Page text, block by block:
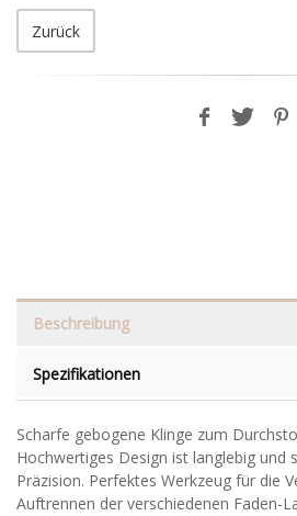
Zurück
Beschreibung
Spezifikationen
Scharfe gebogene Klinge zum
Hochwertiges Design ist langlebig und
Präzision. Perfektes Werkzeug für die
Auftrennen der verschiedenen Faden-